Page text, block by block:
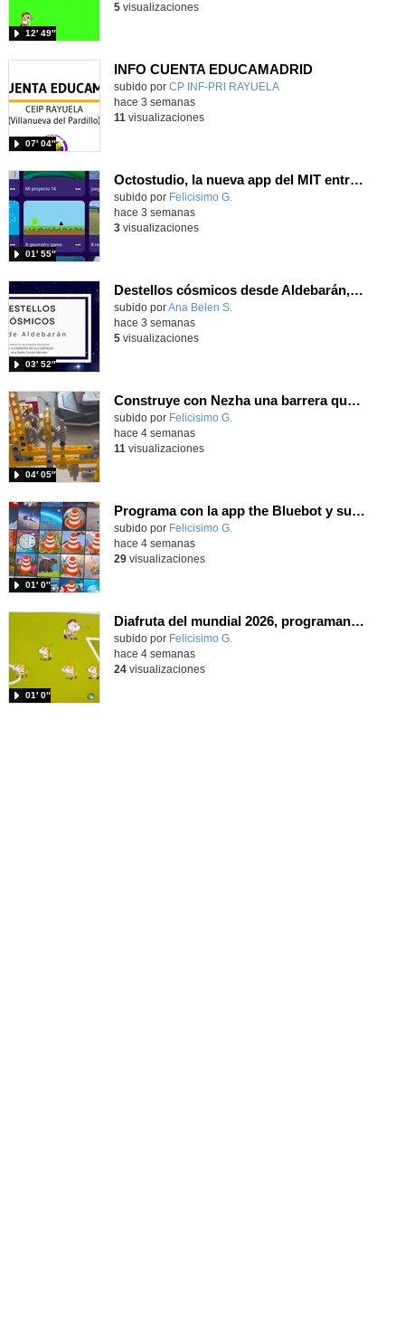
12′ 49″
5visualizaciones
INFO CUENTA EDUCAMADRID
subido por CP INF-PRI RAYUELA
07′ 04″
-
hace 3 semanas
11 visualizaciones
Octostudio, la nueva app del MIT entre Scratch Jr y el Scratch de los mayores
Contenido educativo.
subido por Felicisimo G.
01′ 55″
hace 3 semanas
3visualizaciones
Destellos cósmicos desde Aldebarán, alcanzar las estrellas
Contenido educativo.
subido porAna Belen S.
03′ 52″
hace 3 semanas
5visualizaciones
Construye con Nezha una barrera que se levante de un modo gradual usando un tornillo sin fin.
Contenido educativo.
subido por Felicisimo G.
04′ 05″
hace 4 semanas
11 visualizaciones
Programa con la app the Bluebot y supera los retos usando las tarjetas
Contenido educativo.
subido por Felicisimo G.
01′ 0″
hace 4 semanas
29visualizaciones
Diafruta del mundial 2026, programando con Scratch un juego de regates para el partido España contra Portugal
Contenido educativo.
subido por Felicisimo G.
01′ 0″
hace 4 semanas
24visualizaciones